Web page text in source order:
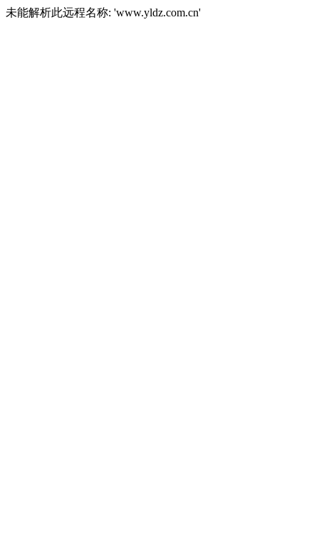
未能解析此远程名称: 'www.yldz.com.cn'